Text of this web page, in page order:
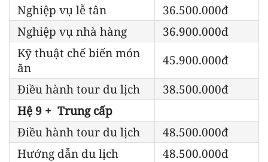
Nghiệp vụ lễ tân
36.500.000đ
Nghiệp vụ nhà hàng
36.900.000đ
Kỹ thuật chế biến món
ăn
45.900.000đ
Điều hành tour du lịch
38.500.000đ
Hệ 9 + Trung cấp
Điều hành tour du lịch
48.500.000đ
Hướng dẫn du lịch
48.500.000đ